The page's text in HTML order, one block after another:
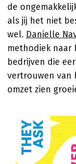
de
als jij het niet
wel. Danielle
methodiek naar
bedrijven die
vertrouwen van
omzet zien